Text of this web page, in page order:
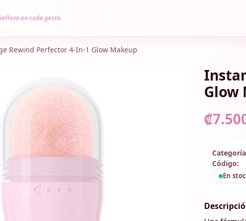
en cada gesto
Rewind Perfector 4-In-1 Glow Makeup
Glow
Código:
En